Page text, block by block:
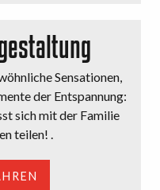
Sensationen,
der Entspannung:
sich mit der Familie
teilen! .